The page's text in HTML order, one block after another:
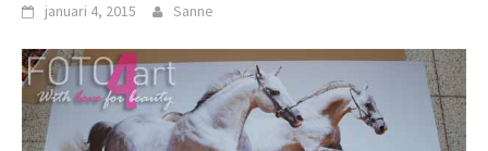
januari 4, 2015 Sanne